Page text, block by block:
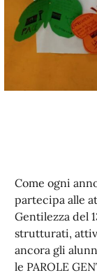
Come ogni
partecipa alle
Gentilezza del
strutturati,
ancora gli
le PAROLE